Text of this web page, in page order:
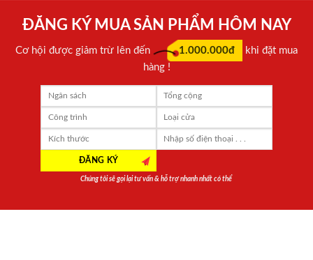
ĐĂNG KÝ MUA SẢN PHẨM HÔM NAY
Cơ hội được giảm trừ lên đến 1.000.000đ
khi đặt mua
hàng !
Chúng tôi sẽ gọi lại tư vấn & hỗ trợ nhanh nhất có thể